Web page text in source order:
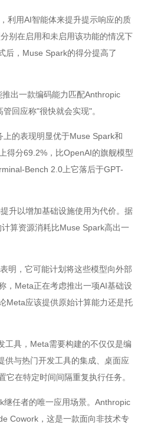
利用AI智能体来提升提示响应的质
别在启用和未启用该功能的情况下
后，Muse Spark的得分提高了
出一款编码能力匹配Anthropic
回应称"很快就会实现"。
的表现明显优于Muse Spark和
得分69.2%，比OpenAI的旗舰模型
Bench 2.0上它落后于GPT-
升以增加基础设施使用为代价。据
算资源消耗比Muse Spark高出一
明，它可能计划将这些模型向外部
，Meta正在考虑推出一项AI基础设
Meta应该提供原始计算能力还是托
工具，Meta需要构建的不仅仅是编
供与热门开发工具的集成、桌面应
它在特定时间间隔重复执行任务。
任者的唯一应用场景。Anthropic
Cowork，这是一款面向非技术专